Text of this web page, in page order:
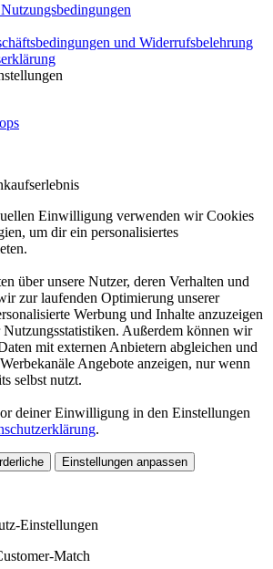
und Widerrufsbelehrung
Einwilligung verwenden wir Cookies
um dir ein personalisiertes
über unsere Nutzer, deren Verhalten und
zur laufenden Optimierung unserer
Werbung und Inhalte anzuzeigen
Außerdem können wir
mit externen Anbietern abgleichen und
Angebote anzeigen, nur wenn
selbst nutzt.
deiner Einwilligung in den Einstellungen
.
Einstellungen anpassen
Einstellungen
Match